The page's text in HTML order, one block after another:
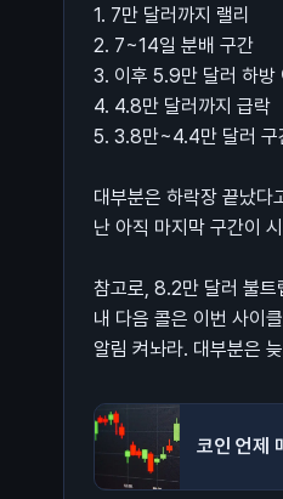
1. 7만 달러까지 랠리
2. 7~14일 분배 구간
3. 이후 5.9만 달러 하방
4. 4.8만 달러까지 급락
5. 3.8만~4.4만 달러 구
대부분은 하락장 끝났다
난 아직 마지막 구간이
참고로, 8.2만 달러 불트
내 다음 콜은 이번 사이
알림 켜놔라. 대부분은
코인 언제